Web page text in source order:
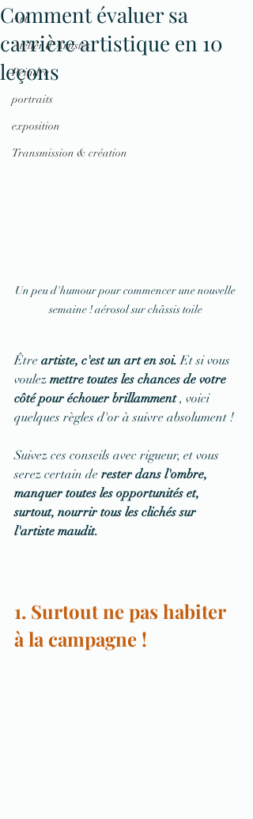
Art
Atelier d'Artistes
Peindre
portraits
exposition
Transmission & création
Comment évaluer sa
carrière artistique en 10
leçons
Un peu d'humour pour commencer une nouvelle
semaine ! aérosol sur châssis toile
Être artiste, c'est un art en soi. Et si vous
voulez mettre toutes les chances de votre
côté pour échouer brillamment , voici
quelques règles d'or à suivre absolument !
Suivez ces conseils avec rigueur, et vous
serez certain de rester dans l'ombre,
manquer toutes les opportunités et,
surtout, nourrir tous les clichés sur
l'artiste maudit.
1. Surtout ne pas habiter
à la campagne !